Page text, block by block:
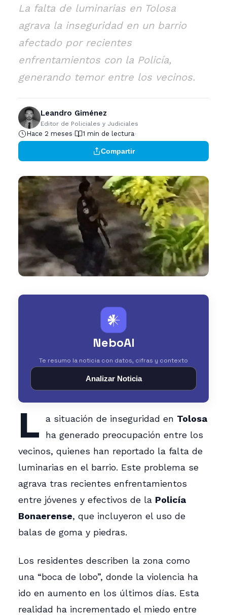
La falta de luminarias en Tolosa
agrava la inseguridad en un barrio
afectado por recientes
enfrentamientos con la Policía,
generando temor entre los vecinos.
Leandro Giménez
Editor de Policiales y Judiciales
Hace 2 meses 1 min de lectura
Compartir
𒀭
NeboAI
Te resumo la noticia con datos, cifras y contexto
Analizar Noticia
L a situación de inseguridad en Tolosa
ha generado preocupación entre los
vecinos, quienes han reportado la falta de
luminarias en el barrio. Este problema se
agrava tras recientes enfrentamientos
entre jóvenes y efectivos de la Policía
Bonaerense, que incluyeron el uso de
balas de goma y piedras.
Los residentes describen la zona como
una “boca de lobo”, donde la violencia ha
ido en aumento en los últimos días. Esta
realidad ha incrementado el miedo entre